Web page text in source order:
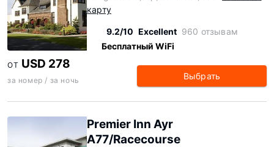
карту
9.2/10 Excellent 960 отзывам
Бесплатный WiFi
ОТ USD 278
за номер / за ночь Выбрать
Premier Inn Ayr
A77/Racecourse